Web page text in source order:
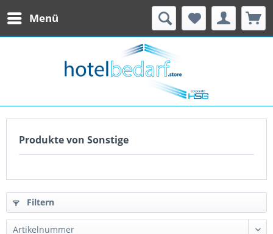
Menü
Produkte von Sonstige
Filtern